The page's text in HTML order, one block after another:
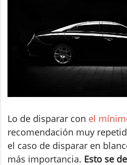
Lo de disparar con el
recomendación muy
el caso de disparar en
más importancia. Esto se